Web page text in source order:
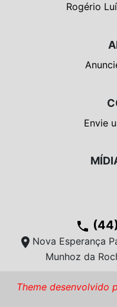
Rogério
Envie
phone
location_on Nova Esperança
Munhoz da
Theme desenvolvido